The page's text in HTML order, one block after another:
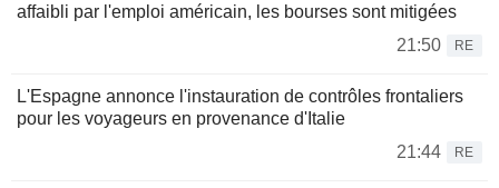
affaibli par l'emploi américain, les bourses sont mitigées
21:50
RE
L'Espagne annonce l'instauration de contrôles frontaliers
pour les voyageurs en provenance d'Italie
21:44
RE